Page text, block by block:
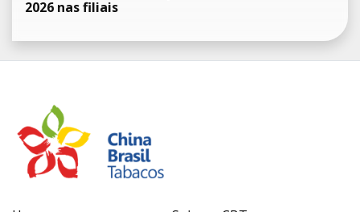
2026 nas filiais